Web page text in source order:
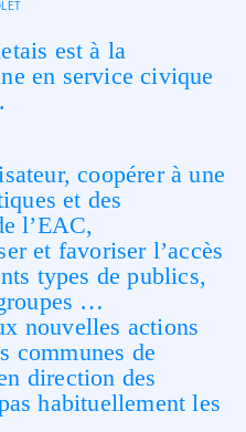
est à la
en service civique
coopérer à une
et des
l’EAC,
et favoriser l’accès
types de publics,
…
nouvelles actions
communes de
direction des
habituellement les